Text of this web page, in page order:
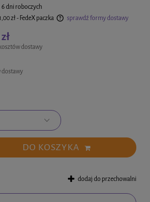
6 dni roboczych
zł- FedeX paczka sprawdź formy dostawy
dostawy
dostawy
DO KOSZYKA
dodaj do przechowalni